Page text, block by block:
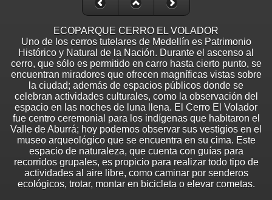
ECOPARQUE CERRO EL VOLADOR
Uno de los cerros tutelares de Medellín es Patrimonio
Histórico y Natural de la Nación. Durante el ascenso al
cerro, que sólo es permitido en carro hasta cierto punto, se
encuentran miradores que ofrecen magníficas vistas sobre
la ciudad; además de espacios públicos donde se
celebran actividades culturales, como la observación del
espacio en las noches de luna llena. El Cerro El Volador
fue centro ceremonial para los indígenas que habitaron el
Valle de Aburrá; hoy podemos observar sus vestigios en el
museo arqueológico que se encuentra en su cima. Este
espacio de naturaleza, que cuenta con guías para
recorridos grupales, es propicio para realizar todo tipo de
actividades al aire libre, como caminar por senderos
ecológicos, trotar, montar en bicicleta o elevar cometas.